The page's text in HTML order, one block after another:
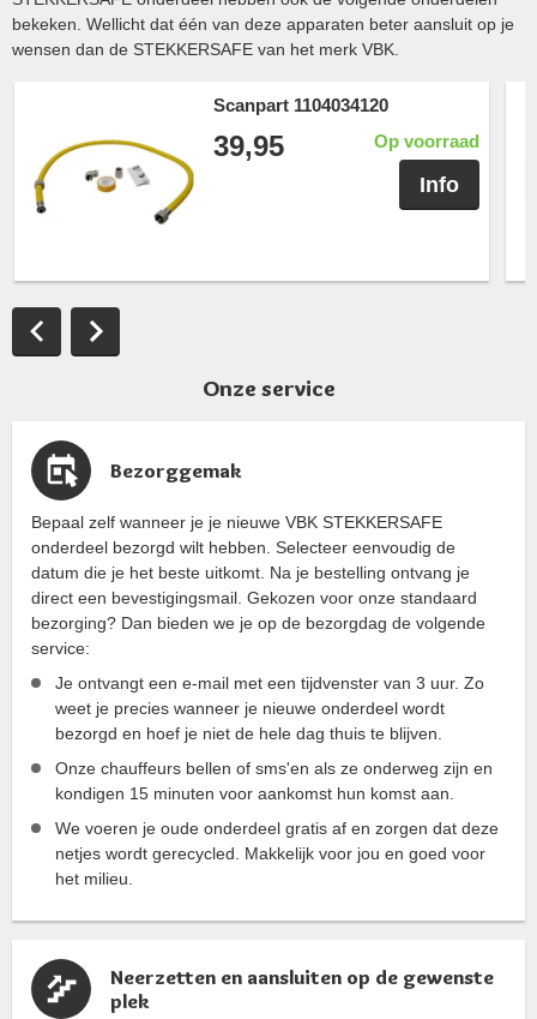
bekeken. Wellicht dat één van deze apparaten beter aansluit op je
wensen dan de STEKKERSAFE van het merk VBK.
Scanpart 1104034120
39,95 Op voorraad
Info
Onze service
Bezorggemak
Bepaal zelf wanneer je je nieuwe VBK STEKKERSAFE
onderdeel bezorgd wilt hebben. Selecteer eenvoudig de
datum die je het beste uitkomt. Na je bestelling ontvang je
direct een bevestigingsmail. Gekozen voor onze standaard
bezorging? Dan bieden we je op de bezorgdag de volgende
service:
Je ontvangt een e-mail met een tijdvenster van 3 uur. Zo
weet je precies wanneer je nieuwe onderdeel wordt
bezorgd en hoef je niet de hele dag thuis te blijven.
Onze chauffeurs bellen of sms'en als ze onderweg zijn en
kondigen 15 minuten voor aankomst hun komst aan.
We voeren je oude onderdeel gratis af en zorgen dat deze
netjes wordt gerecycled. Makkelijk voor jou en goed voor
het milieu.
Neerzetten en aansluiten op de gewenste
plek